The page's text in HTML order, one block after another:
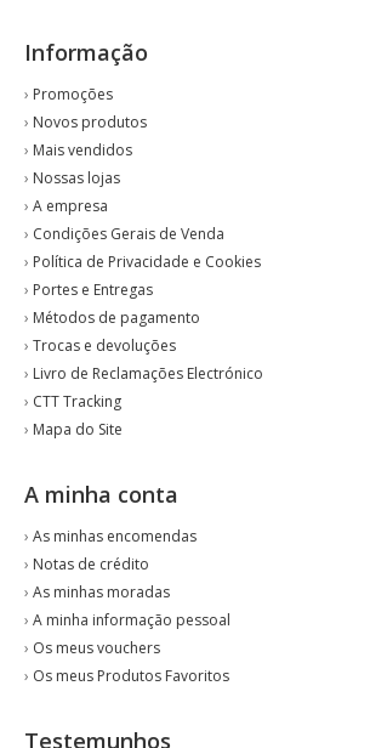
Informação
› Promoções
› Novos produtos
› Mais vendidos
› Nossas lojas
› A empresa
› Condições Gerais de Venda
› Política de Privacidade e Cookies
› Portes e Entregas
› Métodos de pagamento
› Trocas e devoluções
› Livro de Reclamações Electrónico
› CTT Tracking
› Mapa do Site
A minha conta
› As minhas encomendas
› Notas de crédito
› As minhas moradas
› A minha informação pessoal
› Os meus vouchers
› Os meus Produtos Favoritos
Testemunhos